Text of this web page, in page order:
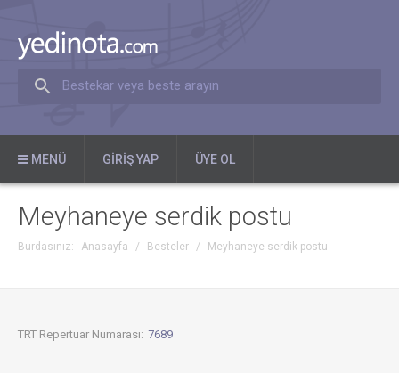
Bestekar veya beste arayın
MENÜ GIRIŞ YAP ÜYE OL
Meyhaneye serdik postu
Burdasınız: Anasayfa / Besteler / Meyhaneye serdik postu
TRT Repertuar Numarası: 7689